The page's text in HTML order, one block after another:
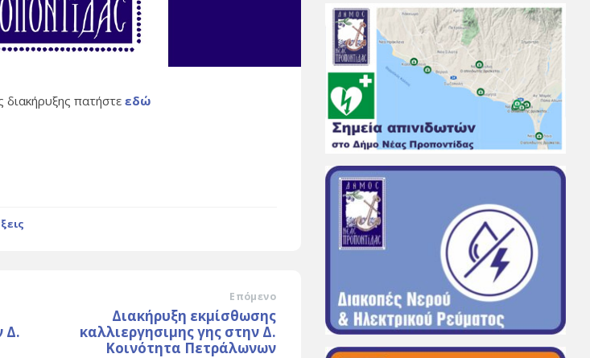
διακήρυξης πατήστεεδώ
Δ.
Επόμενο
Διακήρυξη εκμίσθωσης
καλλιεργησιμης γης στην Δ.
Κοινότητα Πετράλωνων